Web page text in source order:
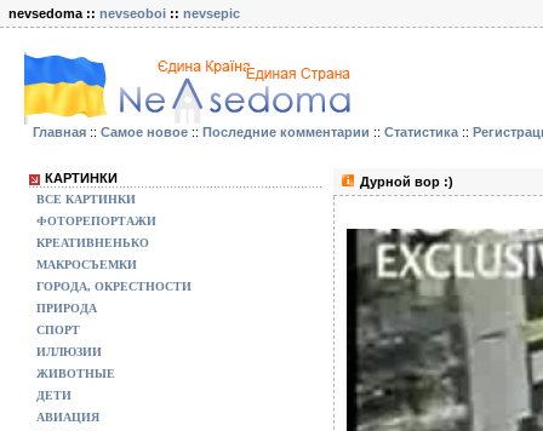
nevsedoma :: nevseoboi :: nevsepic
Главная :: Самое новое :: Последние комментарии :: Статистика ::
КАРТИНКИ
ВСЕ КАРТИНКИ
ФОТОРЕПОРТАЖИ
КРЕАТИВНЕНЬКО
МАКРОСЪЕМКИ
ГОРОДА, ОКРЕСТНОСТИ
ПРИРОДА
СПОРТ
ИЛЛЮЗИИ
ЖИВОТНЫЕ
ДЕТИ
АВИАЦИЯ
Дурной вор :)